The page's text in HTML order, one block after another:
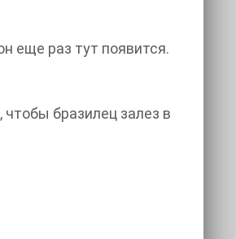
еще раз тут появится.
бразилец залез в